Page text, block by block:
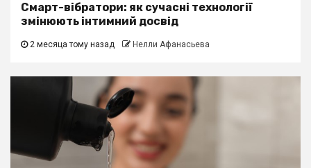
Смарт-вібратори: як сучасні технології
змінюють інтимний досвід
2 месяца тому назад Нелли Афанасьева